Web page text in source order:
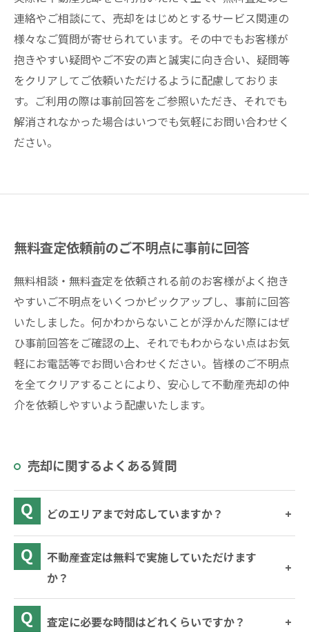
連絡やご相談にて、売却をはじめとするサービス関連の
様々なご質問が寄せられています。その中でもお客様が
抱きやすい疑問やご不安の声と誠実に向き合い、疑問等
をクリアしてご依頼いただけるように配慮しておりま
す。ご利用の際は事前回答をご参照いただき、それでも
解消されなかった場合はいつでも気軽にお問い合わせく
ださい。
無料査定依頼前のご不明点に事前に回答
無料相談・無料査定を依頼される前のお客様がよく抱き
やすいご不明点をいくつかピックアップし、事前に回答
いたしました。何かわからないことが浮かんだ際にはぜ
ひ事前回答をご確認の上、それでもわからない点はお気
軽にお電話等でお問い合わせください。皆様のご不明点
を全てクリアすることにより、安心して不動産売却の仲
介を依頼しやすいよう配慮いたします。
売却に関するよくある質問
どのエリアまで対応していますか？
不動産査定は無料で実施していただけます
か？
査定に必要な時間はどれくらいですか？